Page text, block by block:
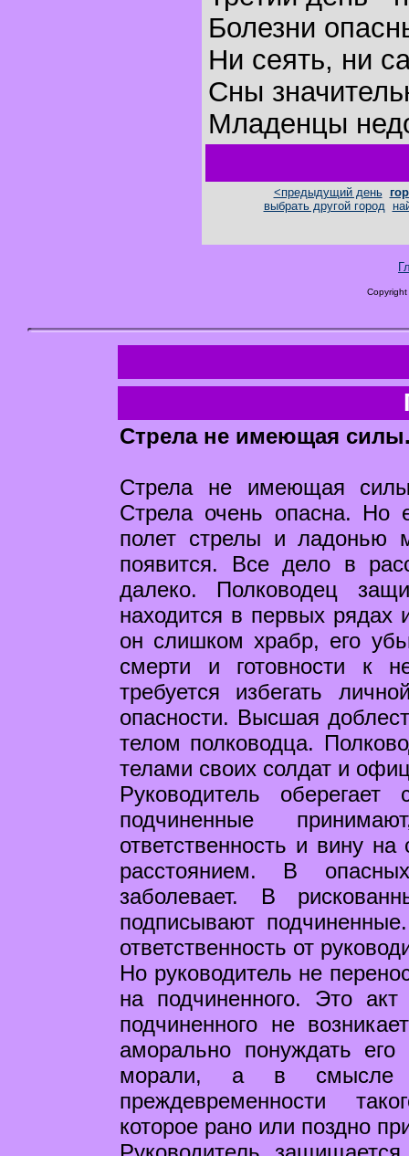
Болезни
Ни сеять, ни
Сны
Младенцы
<предыдущий день
выбрать другой город
Стрела не имеющая
Стрела не имеющая
Стрела очень опасна. Но
полет стрелы и ладонью
появится. Все дело в
далеко. Полководец
находится в первых рядах
он слишком храбр, его
смерти и готовности к
требуется избегать
опасности. Высшая
телом полководца.
телами своих солдат и
Руководитель
подчиненные
ответственность и вину
расстоянием. В
заболевает. В
подписывают
ответственность от
Но руководитель не
на подчиненного. Это
подчиненного не
аморально понуждать
морали, а в смысле
преждевременности
которое рано или поздно